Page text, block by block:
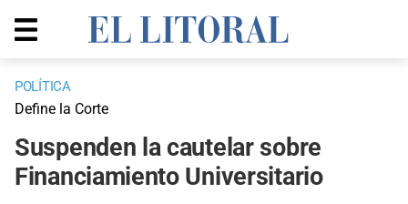
POLÍTICA
Define la Corte
Suspenden la cautelar sobre
Financiamiento Universitario